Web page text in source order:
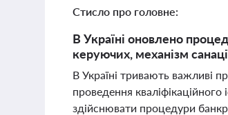
Стисло про головне:
В Україні оновлено
керуючих, механізм
В Україні тривають важливі
проведення
здійснювати процедури